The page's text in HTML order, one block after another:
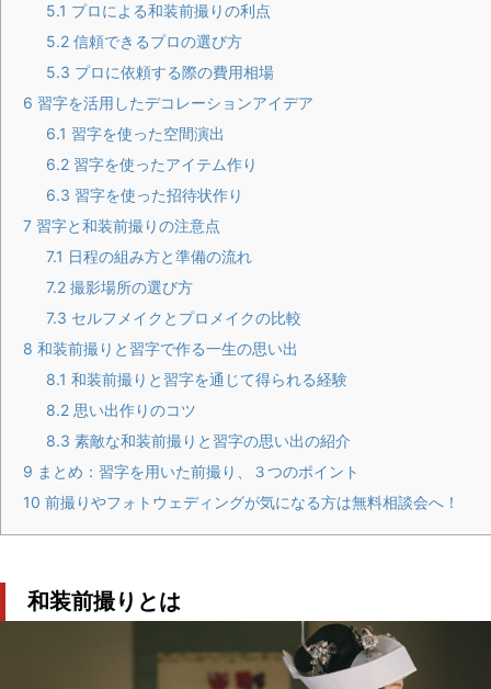
5.1 プロによる和装前撮りの利点
5.2 信頼できるプロの選び方
5.3 プロに依頼する際の費用相場
6 習字を活用したデコレーションアイデア
6.1 習字を使った空間演出
6.2 習字を使ったアイテム作り
6.3 習字を使った招待状作り
7 習字と和装前撮りの注意点
7.1 日程の組み方と準備の流れ
7.2 撮影場所の選び方
7.3 セルフメイクとプロメイクの比較
8 和装前撮りと習字で作る一生の思い出
8.1 和装前撮りと習字を通じて得られる経験
8.2 思い出作りのコツ
8.3 素敵な和装前撮りと習字の思い出の紹介
9 まとめ：習字を用いた前撮り、３つのポイント
10 前撮りやフォトウェディングが気になる方は無料相談会へ！
和装前撮りとは